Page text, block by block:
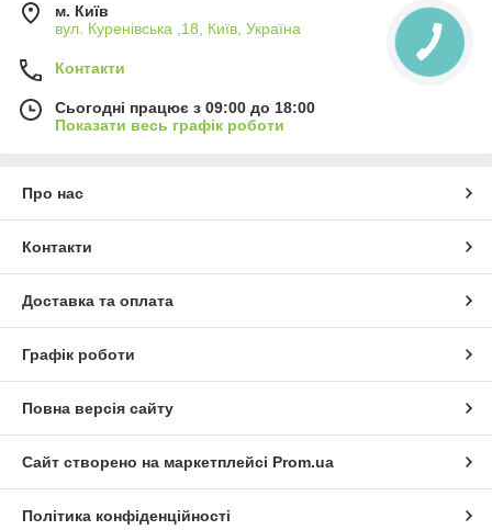
м. Київ
вул. Куренівська ,18, Київ, Україна
Контакти
Сьогодні працює з 09:00 до 18:00
Показати весь графік роботи
Про нас
Контакти
Доставка та оплата
Графік роботи
Повна версія сайту
Сайт створено на маркетплейсі Prom.ua
Політика конфіденційності